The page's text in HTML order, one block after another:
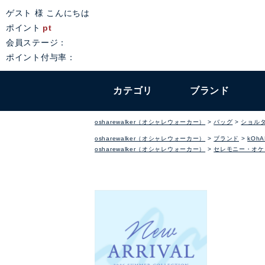
ゲスト 様 こんにちは
ポイント pt
会員ステージ：
ポイント付与率：
カテゴリ ブランド
osharewalker（オシャレウォーカー） バッグ ショル
osharewalker（オシャレウォーカー） ブランド
osharewalker（オシャレウォーカー）
セレモニー・オ